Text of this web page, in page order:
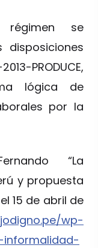
régimen se
PRODUCE,
lógica de
por la
“La
y propuesta
15 de abril de
wp-
informalidad-